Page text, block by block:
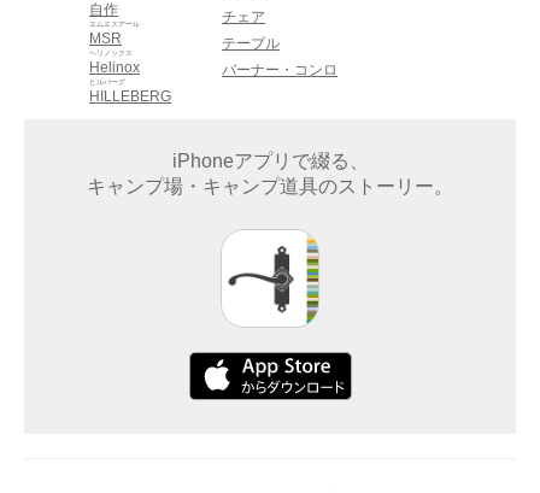
自作
MSR
エムエスアール
Helinox
ヘリノックス
HILLEBERG
ヒルバーグ
チェア
テーブル
バーナー・コンロ
iPhoneアプリで綴る、
キャンプ場・キャンプ道具のストーリー。